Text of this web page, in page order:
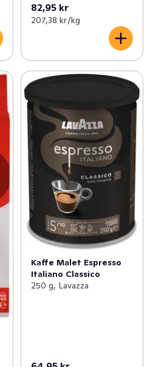
82,95 kr
207,38 kr /kg
Kaffe Malet Espresso
Italiano Classico
250 g, Lavazza